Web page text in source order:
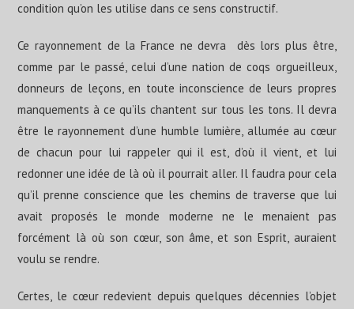
condition qu’on les utilise dans ce sens constructif.
Ce rayonnement de la France ne devra dès lors plus être,
comme par le passé, celui d’une nation de coqs orgueilleux,
donneurs de leçons, en toute inconscience de leurs propres
manquements à ce qu’ils chantent sur tous les tons. Il devra
être le rayonnement d’une humble lumière, allumée au cœur
de chacun pour lui rappeler qui il est, d’où il vient, et lui
redonner une idée de là où il pourrait aller. Il faudra pour cela
qu’il prenne conscience que les chemins de traverse que lui
avait proposés le monde moderne ne le menaient pas
forcément là où son cœur, son âme, et son Esprit, auraient
voulu se rendre.
Certes, le cœur redevient depuis quelques décennies l’objet